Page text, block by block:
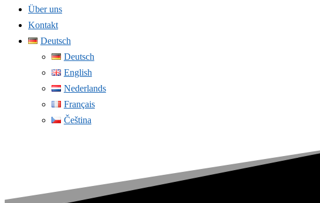
Über uns
Kontakt
Deutsch
Deutsch
English
Nederlands
Français
Čeština